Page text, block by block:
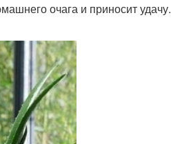
очага и приносит удачу.